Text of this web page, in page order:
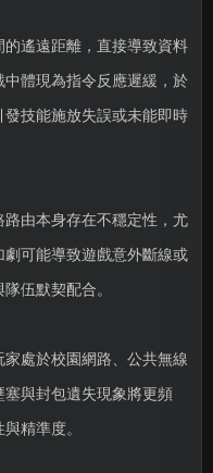
的遙遠距離，直接導致資料
體現為指令反應遲緩，於
技能施放失誤或未能即時
路由本身存在不穩定性，尤
可能導致遊戲意外斷線或
伍默契配合。
家處於校園網路、公共無線
與封包遺失現象將更頻
精準度。